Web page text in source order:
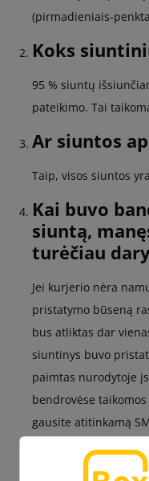
(pirmadieniais-
Koks
95 % siuntų
pateikimo. Tai
Ar siuntos
Taip, visos siuntos
Kai buvo
siuntą,
turėčiau
Jei kurjerio nėra
pristatymo būseną
bus atliktas dar
siuntinys buvo
paimtas nurodytoje
bendrovėse
gausite atitinkamą